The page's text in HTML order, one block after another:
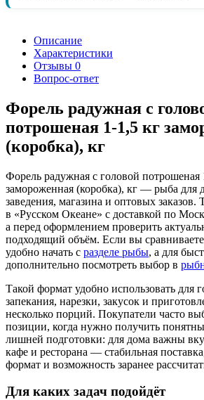
Описание
Характеристики
Отзывы 0
Вопрос-ответ
Форель радужная с
потрошеная 1-1,5 кг
(коробка), кг
Форель радужная с головой потрошеная
замороженная (коробка), кг — рыба для
заведения, магазина и оптовых заказов.
в «Русском Океане» с доставкой по
а перед оформлением проверить
подходящий объём. Если вы
удобно начать с разделе рыбы, а для
дополнительно посмотреть выбор в
Такой формат удобно использовать для
запекания, нарезки, закусок и
несколько порций. Покупатели часто
позиции, когда нужно получить
лишней подготовки: для дома важны
кафе и ресторана — стабильная
формат и возможность заранее
Для каких задач подойдёт